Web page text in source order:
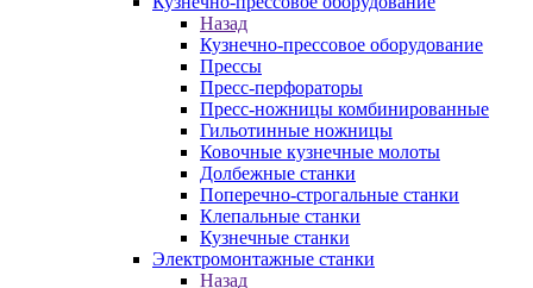
Назад
Кузнечно-прессовое оборудование
Прессы
Пресс-перфораторы
Пресс-ножницы комбинированные
Гильотинные ножницы
Ковочные кузнечные молоты
Долбежные станки
Поперечно-строгальные станки
Клепальные станки
Кузнечные станки
Электромонтажные станки
Назад